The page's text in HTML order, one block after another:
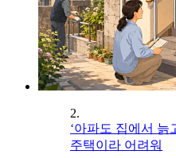
2.
‘아파도 집에서
주택이라 어려워